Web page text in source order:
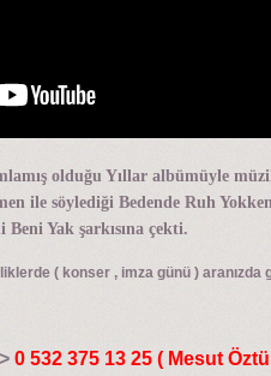
olduğu Yıllar albümüyle
ile söylediği Bedende Ruh
Yak şarkısına çekti.
( konser , imza günü )
0 532 375 13 25 ( Mesut